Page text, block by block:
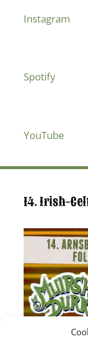
Instagram
Spotify
YouTube
14. Irish-